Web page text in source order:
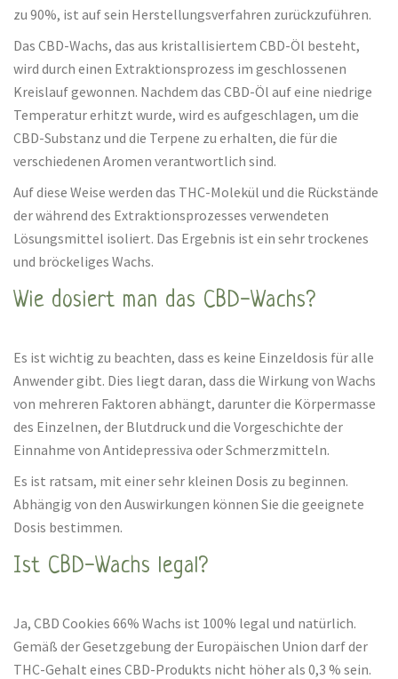
zu 90%, ist auf sein Herstellungsverfahren zurückzuführen.
Das CBD-Wachs, das aus kristallisiertem CBD-Öl besteht,
wird durch einen Extraktionsprozess im geschlossenen
Kreislauf gewonnen. Nachdem das CBD-Öl auf eine niedrige
Temperatur erhitzt wurde, wird es aufgeschlagen, um die
CBD-Substanz und die Terpene zu erhalten, die für die
verschiedenen Aromen verantwortlich sind.
Auf diese Weise werden das THC-Molekül und die Rückstände
der während des Extraktionsprozesses verwendeten
Lösungsmittel isoliert. Das Ergebnis ist ein sehr trockenes
und bröckeliges Wachs.
Wie dosiert man das CBD-Wachs?
Es ist wichtig zu beachten, dass es keine Einzeldosis für alle
Anwender gibt. Dies liegt daran, dass die Wirkung von Wachs
von mehreren Faktoren abhängt, darunter die Körpermasse
des Einzelnen, der Blutdruck und die Vorgeschichte der
Einnahme von Antidepressiva oder Schmerzmitteln.
Es ist ratsam, mit einer sehr kleinen Dosis zu beginnen.
Abhängig von den Auswirkungen können Sie die geeignete
Dosis bestimmen.
Ist CBD-Wachs legal?
Ja, CBD Cookies 66% Wachs ist 100% legal und natürlich.
Gemäß der Gesetzgebung der Europäischen Union darf der
THC-Gehalt eines CBD-Produkts nicht höher als 0,3 % sein.